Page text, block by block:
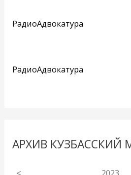
РадиоАдвокатура
РадиоАдвокатура
АРХИВ КУЗБАССКИЙ
2023